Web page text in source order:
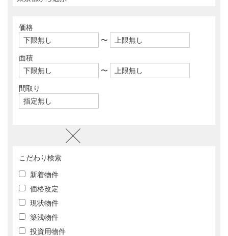
価格
〜
面積
〜
間取り
こだわり検索
新着物件
価格改定
現状物件
築浅物件
投資用物件